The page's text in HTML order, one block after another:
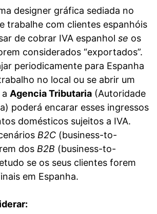
designer gráfica sediada no
trabalhe com clientes espanhóis
de cobrar IVA espanhol se os
considerados “exportados”.
periodicamente para Espanha
no local ou se abrir um
Agencia Tributaria (Autoridade
poderá encarar esses ingressos
domésticos sujeitos a IVA.
B2C (business-to-
dos B2B (business-to-
se os seus clientes forem
em Espanha.